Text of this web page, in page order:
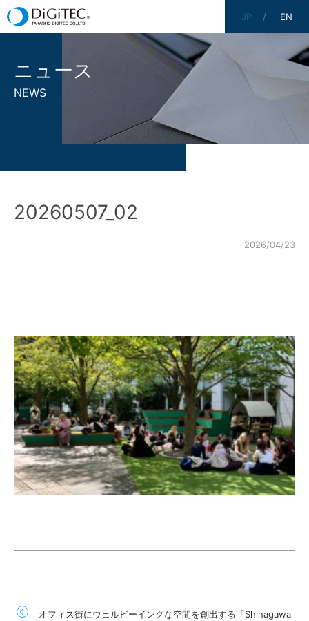
JP EN
ニュース
NEWS
20260507_02
2026/04/23
オフィス街にウェルビーイングな空間を創出する「Shinagawa